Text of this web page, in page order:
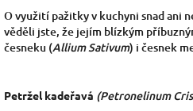
O využití pažitky v kuchyni snad ani
věděli jste, že jejím blízkým
česneku (Allium Sativum) i česnek
Petržel kadeřavá (Petronelinum